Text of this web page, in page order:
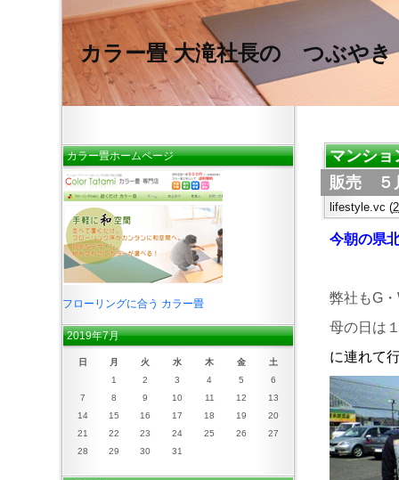
カラー畳 大滝社長の つぶやき
マンショ
販売 ５
lifestyle.vc (
今朝の県
弊社もG
母の日は
に連れて
カラー畳ホームページ
フローリングに合う カラー畳
2019年7月
日 月 火 水 木 金
土
1
2 3 4 5
6
7
8 9 10 11 12
13
14
15 16 17 18 19
20
21
22 23 24 25 26
27
28
29 30 31